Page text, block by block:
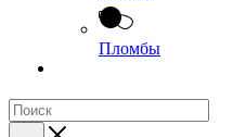
Пломбы